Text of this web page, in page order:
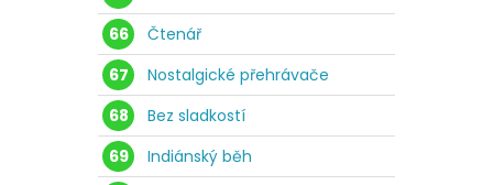
66
Čtenář
67
Nostalgické přehrávače
68
Bez sladkostí
69
Indiánský běh